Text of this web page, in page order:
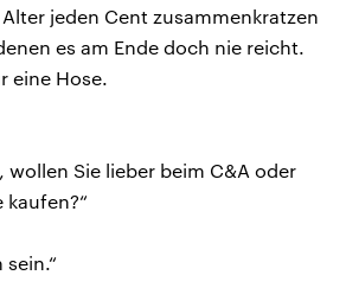
jeden Cent zusammenkratzen
es am Ende doch nie reicht.
eine Hose.
wollen Sie lieber beim C&A oder
kaufen?“
sein.“